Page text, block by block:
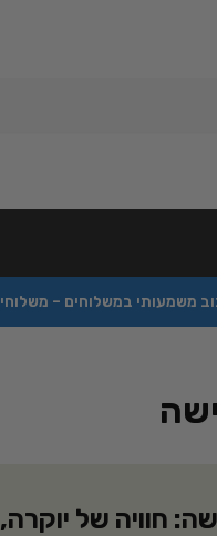
– משלוחים חינם לבית
חוויה של